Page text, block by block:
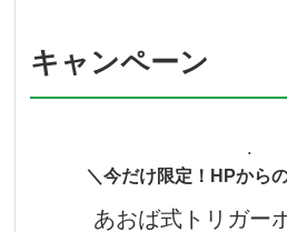
キャンペーン
.
＼今だけ限定！HPから
あおば式トリガー